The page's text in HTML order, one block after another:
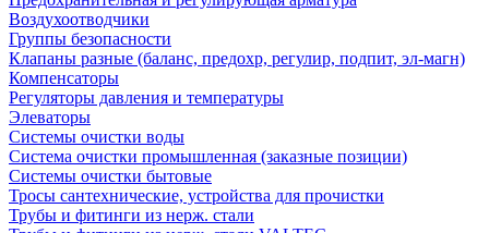
Воздухоотводчики
Группы безопасности
Клапаны разные (баланс, предохр, регулир, подпит, эл-магн)
Компенсаторы
Регуляторы давления и температуры
Элеваторы
Системы очистки воды
Система очистки промышленная (заказные позиции)
Системы очистки бытовые
Тросы сантехнические, устройства для прочистки
Трубы и фитинги из нерж. стали